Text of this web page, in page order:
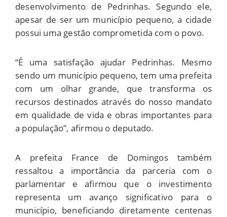
desenvolvimento de Pedrinhas. Segundo ele,
apesar de ser um município pequeno, a cidade
possui uma gestão comprometida com o povo.
“É uma satisfação ajudar Pedrinhas. Mesmo
sendo um município pequeno, tem uma prefeita
com um olhar grande, que transforma os
recursos destinados através do nosso mandato
em qualidade de vida e obras importantes para
a população”, afirmou o deputado.
A prefeita France de Domingos também
ressaltou a importância da parceria com o
parlamentar e afirmou que o investimento
representa um avanço significativo para o
município, beneficiando diretamente centenas